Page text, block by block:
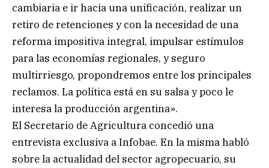
cambiaria e ir hacia una unificación, realizar un
retiro de retenciones y con la necesidad de una
reforma impositiva integral, impulsar estímulos
para las economías regionales, y seguro
multirriesgo, propondremos entre los principales
reclamos. La política está en su salsa y poco le
interesa la producción argentina».
El Secretario de Agricultura concedió una
entrevista exclusiva a Infobae. En la misma habló
sobre la actualidad del sector agropecuario, su